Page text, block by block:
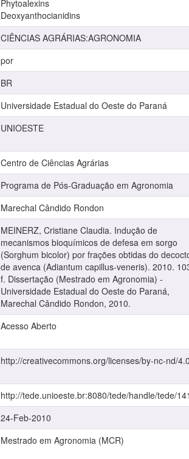
Phytoalexins
Deoxyanthocianidins
CIÊNCIAS AGRÁRIAS:AGRONOMIA
por
BR
Universidade Estadual do Oeste do Paraná
UNIOESTE
Centro de Ciências Agrárias
Programa de Pós-Graduação em Agronomia
Marechal Cândido Rondon
MEINERZ, Cristiane Claudia. Indução de
mecanismos bioquímicos de defesa em sorgo
(Sorghum bicolor) por frações obtidas do
de avenca (Adiantum capillus-veneris). 2010.
f. Dissertação (Mestrado em Agronomia) -
Universidade Estadual do Oeste do Paraná,
Marechal Cândido Rondon, 2010.
Acesso Aberto
http://creativecommons.org/licenses/by-nc-nd/
http://tede.unioeste.br:8080/tede/handle/tede/
24-Feb-2010
Mestrado em Agronomia (MCR)